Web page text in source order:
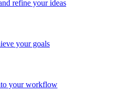
refine your ideas
your goals
your workflow